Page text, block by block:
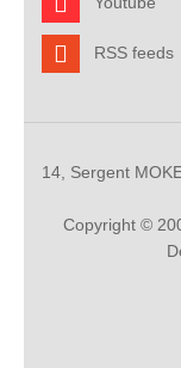
RSS feeds
14, Sergent
Copyright ©